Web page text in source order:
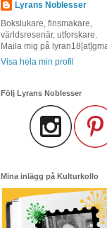
Lyrans Noblesser
Bokslukare, finsmakare,
världsresenär, utforskare.
Maila mig på
Visa hela min profil
Följ Lyrans Noblesser
Mina inlägg på Kulturkollo